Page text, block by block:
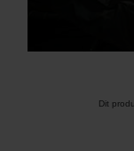
Dit